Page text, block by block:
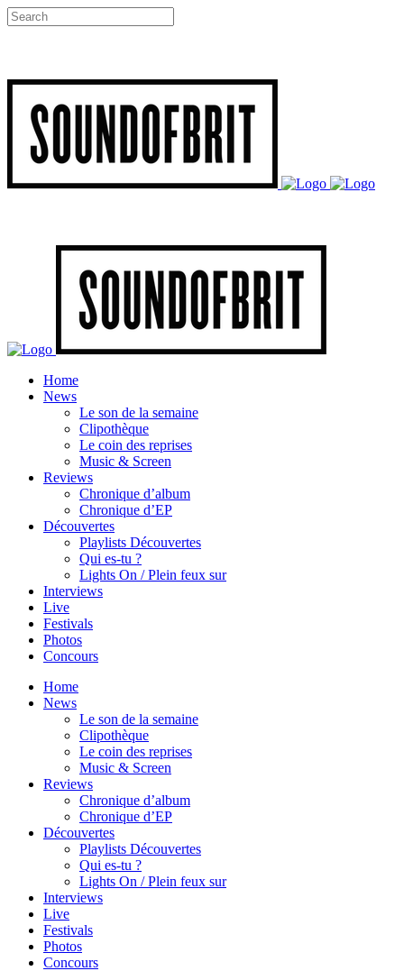
Home
News
Le son de la semaine
Clipothèque
Le coin des reprises
Music & Screen
Reviews
Chronique d’album
Chronique d’EP
Découvertes
Playlists Découvertes
Qui es-tu ?
Lights On / Plein feux sur
Interviews
Live
Festivals
Photos
Concours
Home
News
Le son de la semaine
Clipothèque
Le coin des reprises
Music & Screen
Reviews
Chronique d’album
Chronique d’EP
Découvertes
Playlists Découvertes
Qui es-tu ?
Lights On / Plein feux sur
Interviews
Live
Festivals
Photos
Concours